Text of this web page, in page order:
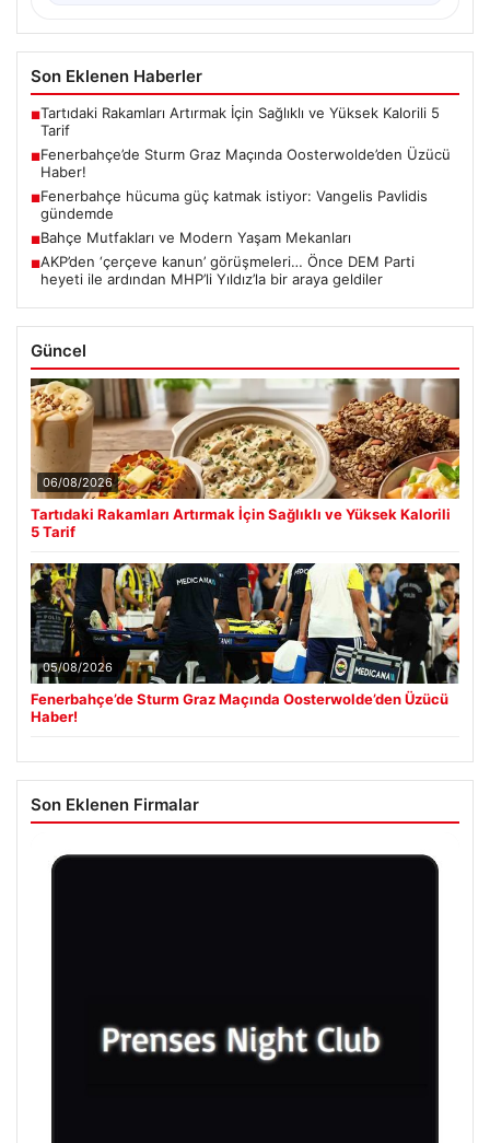
Son Eklenen Haberler
■Tartıdaki Rakamları Artırmak İçin Sağlıklı ve Yüksek Kalorili 5
Tarif
■Fenerbahçe’de Sturm Graz Maçında Oosterwolde’den Üzücü
Haber!
■Fenerbahçe hücuma güç katmak istiyor: Vangelis Pavlidis
gündemde
■Bahçe Mutfakları ve Modern Yaşam Mekanları
■AKP’den ‘çerçeve kanun’ görüşmeleri… Önce DEM Parti
heyeti ile ardından MHP’li Yıldız’la bir araya geldiler
Güncel
06/08/2026
Tartıdaki Rakamları Artırmak İçin Sağlıklı ve Yüksek Kalorili
5 Tarif
05/08/2026
Fenerbahçe’de Sturm Graz Maçında Oosterwolde’den Üzücü
Haber!
Son Eklenen Firmalar